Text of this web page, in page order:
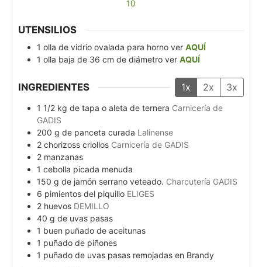
10
UTENSILIOS
1 olla de vidrio ovalada para horno ver AQUÍ
1 olla baja de 36 cm de diámetro ver AQUÍ
INGREDIENTES 1x 2x 3x
1 1/2 kg de tapa o aleta de ternera Carnicería de
GADIS
200 g de panceta curada Lalinense
2 chorizoss criollos Carnicería de GADIS
2 manzanas
1 cebolla picada menuda
150 g de jamón serrano veteado. Charcutería GADIS
6 pimientos del piquillo ELIGES
2 huevos DEMILLO
40 g de uvas pasas
1 buen puñado de aceitunas
1 puñado de piñones
1 puñado de uvas pasas remojadas en Brandy